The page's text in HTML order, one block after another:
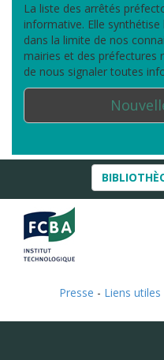
La liste des arrêtés
informative. Elle
dans la limite de nos
mairies et des préfectures
de nous signaler toutes
Presse - Liens utiles